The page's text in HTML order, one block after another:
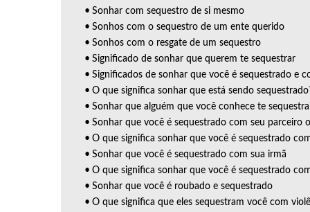
Sonhar com sequestro de si mesmo
Sonhos com o sequestro de um ente querido
Sonhos com o resgate de um sequestro
Significado de sonhar que querem te sequestrar
Significados de sonhar que você é sequestrado e
O que significa sonhar que está sendo
Sonhar que alguém que você conhece te
Sonhar que você é sequestrado com seu parceiro
O que significa sonhar que você é sequestrado
Sonhar que você é sequestrado com sua irmã
O que significa sonhar que você é sequestrado
Sonhar que você é roubado e sequestrado
O que significa que eles sequestram você com